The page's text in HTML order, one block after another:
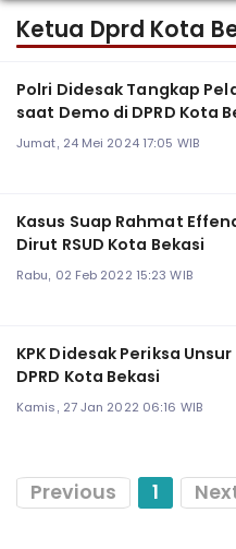
Ketua Dprd Kota
Polri Didesak Tangkap
saat Demo di DPRD Kota
Jumat, 24 Mei 2024 17:05 WIB
Kasus Suap Rahmat
Dirut RSUD Kota Bekasi
Rabu, 02 Feb 2022 15:23 WIB
KPK Didesak Periksa
DPRD Kota Bekasi
Kamis, 27 Jan 2022 06:16 WIB
Previous 1